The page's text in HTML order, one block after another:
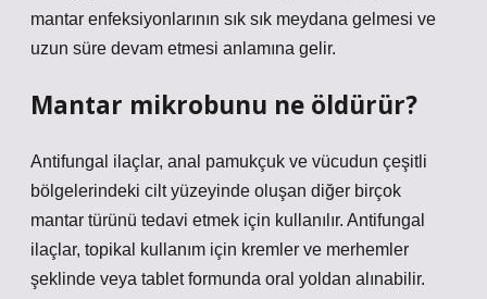
mantar enfeksiyonlarının sık sık meydana gelmesi ve
uzun süre devam etmesi anlamına gelir.
Mantar mikrobunu ne öldürür?
Antifungal ilaçlar, anal pamukçuk ve vücudun çeşitli
bölgelerindeki cilt yüzeyinde oluşan diğer birçok
mantar türünü tedavi etmek için kullanılır. Antifungal
ilaçlar, topikal kullanım için kremler ve merhemler
şeklinde veya tablet formunda oral yoldan alınabilir.